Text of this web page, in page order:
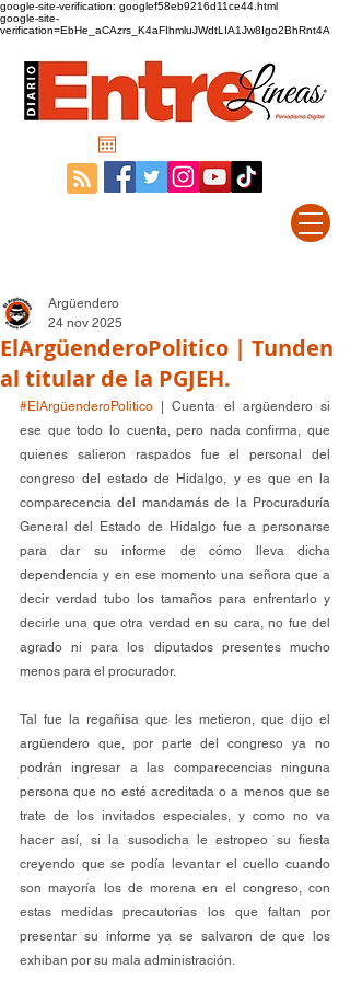
google-site-verification: googlef58eb9216d11ce44.html
google-site-
verification=EbHe_aCAzrs_K4aFIhmluJWdtLIA1Jw8Igo2BhRnt4A
ElArgüenderoPolitico | Tunden
al titular de la PGJEH.
Argüendero
24 nov 2025
#ElArgüenderoPolitico | Cuenta el argüendero si
ese que todo lo cuenta, pero nada confirma, que
quienes salieron raspados fue el personal del
congreso del estado de Hidalgo, y es que en la
comparecencia del mandamás de la Procuraduría
General del Estado de Hidalgo fue a personarse
para dar su informe de cómo lleva dicha
dependencia y en ese momento una señora que a
decir verdad tubo los tamaños para enfrentarlo y
decirle una que otra verdad en su cara, no fue del
agrado ni para los diputados presentes mucho
menos para el procurador.
Tal fue la regañisa que les metieron, que dijo el
argüendero que, por parte del congreso ya no
podrán ingresar a las comparecencias ninguna
persona que no esté acreditada o a menos que se
trate de los invitados especiales, y como no va
hacer así, si la susodicha le estropeo su fiesta
creyendo que se podía levantar el cuello cuando
son mayoría los de morena en el congreso, con
estas medidas precautorias los que faltan por
presentar su informe ya se salvaron de que los
exhiban por su mala administración.